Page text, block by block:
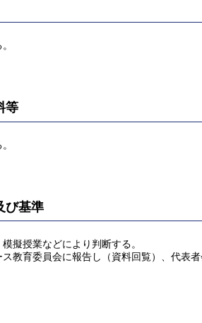
等
び基準
擬授業などにより判断する。
教育委員会に報告し（資料回覧）、代表者